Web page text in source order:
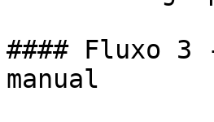
#### Fluxo 3
manual